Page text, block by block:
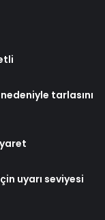
tarlasını
uyarı seviyesi